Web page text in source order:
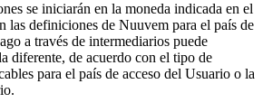
se iniciarán en la moneda indicada en el
las definiciones de Nuuvem para el país de
a través de intermediarios puede
diferente, de acuerdo con el tipo de
para el país de acceso del Usuario o la